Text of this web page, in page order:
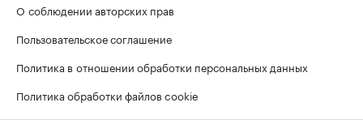
О соблюдении авторских прав
Пользовательское соглашение
Политика в отношении обработки персональных данных
Политика обработки файлов cookie